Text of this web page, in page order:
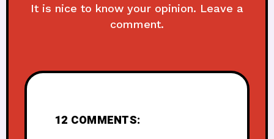
It is nice to know your opinion. Leave a
comment.
12 COMMENTS: